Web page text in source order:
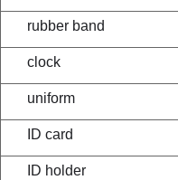
rubber band
clock
uniform
ID card
ID holder